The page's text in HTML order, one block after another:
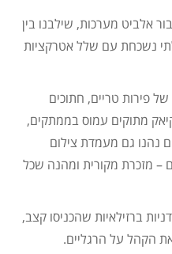
אלביט מערכות, שילבנו בין
נשכחת עם שלל אטרקציות
פירות טריים, חתוכים
מתוקים עמוס בממתקים,
נהנו גם מעמדת צילום
– מזכרת מקורית ומהנה שכל
ברזילאיות שהכניסו קצב,
הקהל על הרגליים.